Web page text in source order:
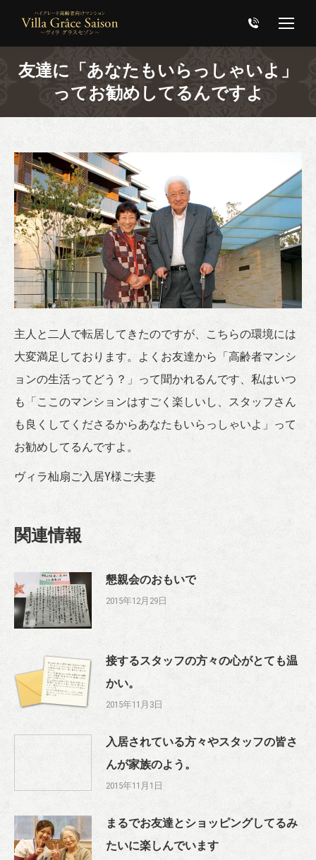
友達に「あなたもいらっしゃいよ」
ってお勧めしてるんですよ
主人と二人で転居してきたのですが、こちらの環境には
大変満足しております。よくお友達から「高齢者マンシ
ョンの生活ってどう？」って聞かれるんです、私はいつ
も「ここのマンションはすごく楽しいし、スタッフさん
も良くしてくださるからあなたもいらっしゃいよ」って
お勧めしてるんですよ。
ヴィラ杣扇ご入居Y様ご夫妻
関連情報
懇親会のおもいで
2015年12月29日
接するスタッフの方々の心がとても温
かい。
2015年11月3日
入居されている方々やスタッフの皆さ
んが家族のよう。
2015年11月1日
まるでお友達とショッピングしてるみ
たいに楽しんでいます